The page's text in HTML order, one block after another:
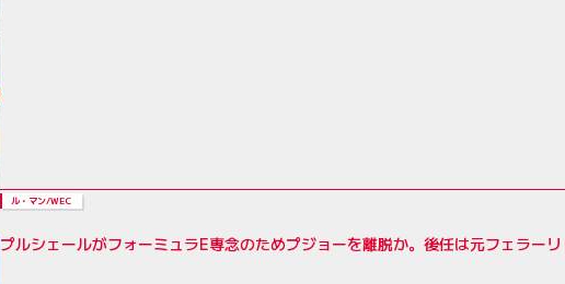
ル・マン/WEC
プルシェールがフォーミュラE専念のためプジョーを離脱か。後任は元フェラーリ